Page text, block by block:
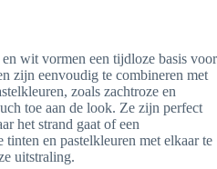
wit vormen een tijdloze basis voor
zijn eenvoudig te combineren met
zoals zachtroze en
toe aan de look. Ze zijn perfect
het strand gaat of een
en pastelkleuren met elkaar te
uitstraling.